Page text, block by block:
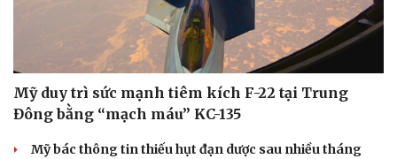
Mỹ duy trì sức mạnh tiêm kích F-22 tại Trung
Đông bằng “mạch máu” KC-135
Mỹ bác thông tin thiếu hụt đạn dược sau nhiều tháng